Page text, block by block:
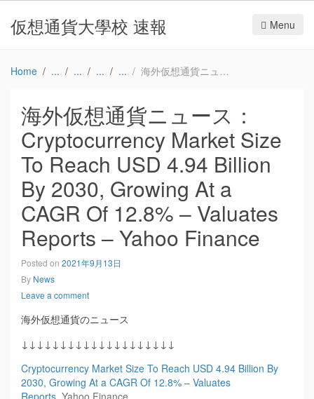
仮想通貨大學校 速報 Menu
Home 海外仮想通貨ニュース：Cryptocurrency Market Size To Reach USD 4.94 Billion By 2030, Growing At a CAGR Of 12.8% – Valuates Reports – Yahoo Finance
海外仮想通貨ニュース：
Cryptocurrency Market Size
To Reach USD 4.94 Billion
By 2030, Growing At a
CAGR Of 12.8% – Valuates
Reports – Yahoo Finance
Posted on 2021年9月13日
By News
Leave a comment
海外仮想通貨のニュース
↓↓↓↓↓↓↓↓↓↓↓↓↓↓↓↓↓↓↓↓
Cryptocurrency Market Size To Reach USD 4.94 Billion By
2030, Growing At a CAGR Of 12.8% – Valuates
Reports Yahoo Finance